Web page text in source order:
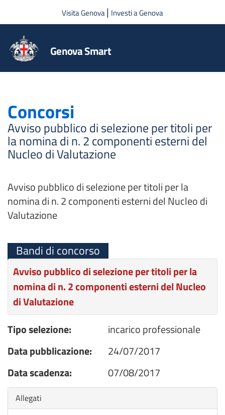
Salta al contenuto principale
Visita Genova| Investi a Genova
Genova Smart
Concorsi
Avviso pubblico di selezione per titoli per
la nomina di n. 2 componenti esterni del
Nucleo di Valutazione
Avviso pubblico di selezione per titoli per la
nomina di n. 2 componenti esterni del Nucleo di
Valutazione
Bandi di concorso
Avviso pubblico di selezione per titoli per la
nomina di n. 2 componenti esterni del Nucleo
di Valutazione
Tipo selezione:
incarico professionale
Data pubblicazione:
24/07/2017
Data scadenza:
07/08/2017
Nascondi
Allegati